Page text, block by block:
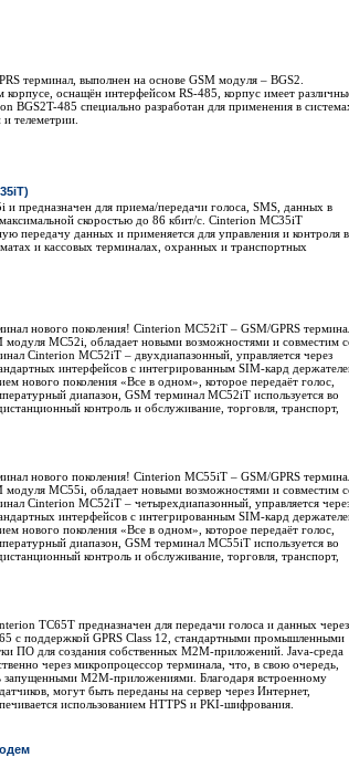
терминал, выполнен на основе GSM модуля – BGS2.
оснащён интерфейсом RS-485, корпус имеет
BGS2T-485 специально разработан для применения в
телеметрии.
и предназначен для приема/передачи голоса, SMS, данных в
скоростью до 86 кбит/с. Cinterion MC35iT
передачу данных и применяется для управления и контроля в
и кассовых терминалах, охранных и транспортных
нового поколения! Cinterion MC52iT – GSM/GPRS
модуля MC52i, обладает новыми возможностями и совместим
Cinterion MC52iT – двухдиапазонный, управляется через
интерфейсов с интегрированным SIM-кард
нового поколения «Все в одном», которое передаёт голос,
диапазон, GSM терминал MC52iT используется во
контроль и обслуживание, торговля, транспорт,
нового поколения! Cinterion MC55iT – GSM/GPRS
модуля MC55i, обладает новыми возможностями и совместим
Cinterion MC52iT – четырехдиапазонный, управляется
интерфейсов с интегрированным SIM-кард
нового поколения «Все в одном», которое передаёт голос,
диапазон, GSM терминал MC55iT используется во
контроль и обслуживание, торговля, транспорт,
TC65T предназначен для передачи голоса и данных через
с поддержкой GPRS Class 12, стандартными промышленными
ПО для создания собственных M2M-приложений. Java-среда
через микропроцессор терминала, что, в свою очередь,
запущенными M2M-приложениями. Благодаря встроенному
могут быть переданы на сервер через Интернет,
использованием HTTPS и PKI-шифрования.